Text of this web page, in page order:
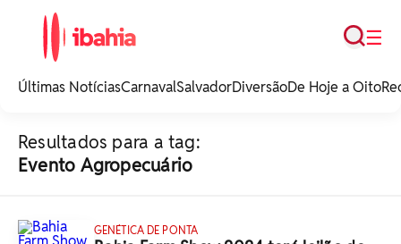
noticias e
☰
Busca
Últimas NotíciasCarnavalSalvadorDiversãoDe Hoje a Oito
Resultados para a tag:
Evento Agropecuário
GENÉTICA DE PONTA